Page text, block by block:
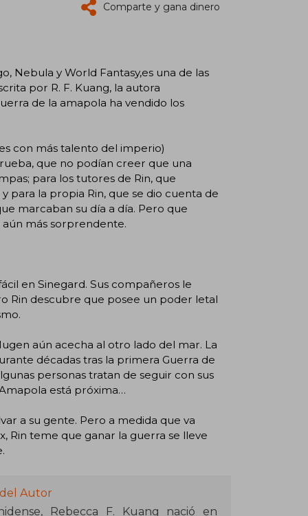
Comparte y gana dinero
Nebula y World Fantasy,es una de las
por R. F. Kuang, la autora
de la amapola ha vendido los
con más talento del imperio)
que no podían creer que una
para los tutores de Rin, que
para la propia Rin, que se dio cuenta de
marcaban su día a día. Pero que
aún más sorprendente.
en Sinegard. Sus compañeros le
Rin descubre que posee un poder letal
aún acecha al otro lado del mar. La
décadas tras la primera Guerra de
personas tratan de seguir con sus
está próxima…
a su gente. Pero a medida que va
Rin teme que ganar la guerra se lleve
Autor
Rebecca F. Kuang nació en